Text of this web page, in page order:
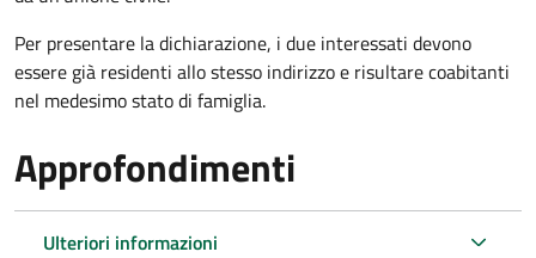
Per presentare la dichiarazione, i due interessati devono
essere già residenti allo stesso indirizzo e risultare coabitanti
nel medesimo stato di famiglia.
Approfondimenti
Ulteriori informazioni